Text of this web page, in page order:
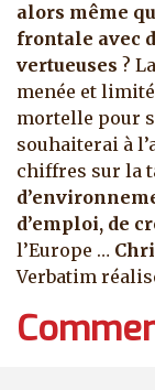
alors même
frontale avec
vertueuses ?
menée et
mortelle pour
souhaiterai à
chiffres sur la
d’emploi, de
l’Europe …
Verbatim